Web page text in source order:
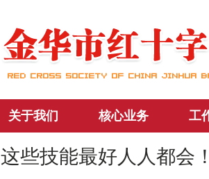
关于我们 核心业务 工
这些技能最好人人都会